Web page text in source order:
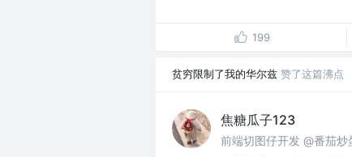
199
贫穷限制了我的华尔兹 赞了这篇沸点
焦糖瓜子123
前端切图仔开发 @番茄炒